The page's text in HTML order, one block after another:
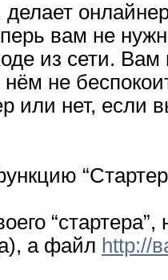
делает
вам не
из сети. Вам
не
или нет, если
а файл http://